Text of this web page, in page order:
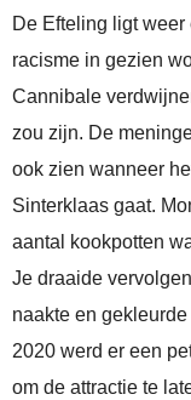
De Efteling ligt
racisme in gezien
Cannibale
zou zijn. De
ook zien wanneer
Sinterklaas gaat.
aantal kookpotten
Je draaide
naakte en
2020 werd er een
om de attractie te